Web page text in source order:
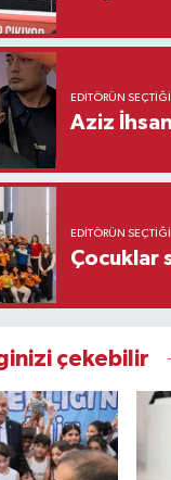
EDITÖRÜN SEÇTIĞI
Aziz
EDITÖRÜN SEÇTIĞI
Çocuklar
çekebilir